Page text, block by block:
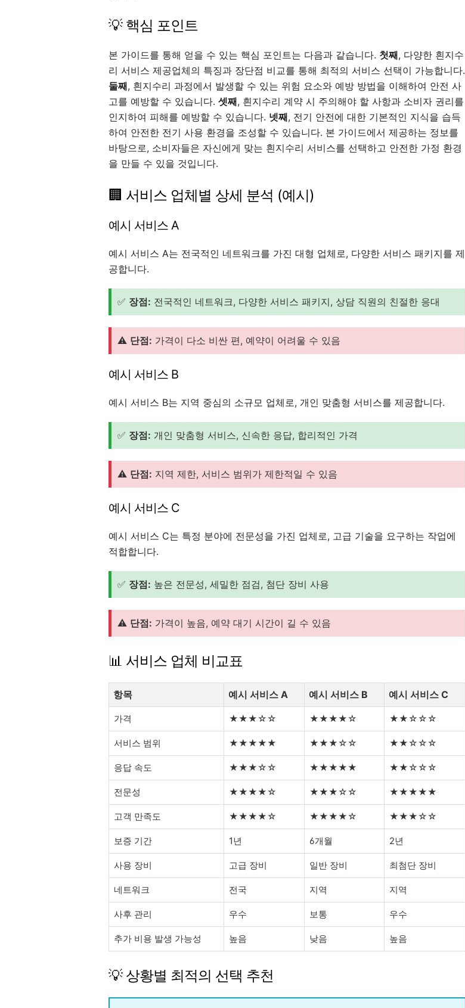
💡 핵심 포인트
본 가이드를 통해 얻을 수 있는 핵심 포인트는 다음과 같습니다. 첫째, 다양한 흰지수
리 서비스 제공업체의 특징과 장단점 비교를 통해 최적의 서비스 선택이 가능합니다.
둘째, 흰지수리 과정에서 발생할 수 있는 위험 요소와 예방 방법을 이해하여 안전 사
고를 예방할 수 있습니다. 셋째, 흰지수리 계약 시 주의해야 할 사항과 소비자 권리를
인지하여 피해를 예방할 수 있습니다. 넷째, 전기 안전에 대한 기본적인 지식을 습득
하여 안전한 전기 사용 환경을 조성할 수 있습니다. 본 가이드에서 제공하는 정보를
바탕으로, 소비자들은 자신에게 맞는 흰지수리 서비스를 선택하고 안전한 가정 환경
을 만들 수 있을 것입니다.
🏢 서비스 업체별 상세 분석 (예시)
예시 서비스 A
예시 서비스 A는 전국적인 네트워크를 가진 대형 업체로, 다양한 서비스 패키지를 제
공합니다.
✅ 장점: 전국적인 네트워크, 다양한 서비스 패키지, 상담 직원의 친절한 응대
⚠️ 단점: 가격이 다소 비싼 편, 예약이 어려울 수 있음
예시 서비스 B
예시 서비스 B는 지역 중심의 소규모 업체로, 개인 맞춤형 서비스를 제공합니다.
✅ 장점: 개인 맞춤형 서비스, 신속한 응답, 합리적인 가격
⚠️ 단점: 지역 제한, 서비스 범위가 제한적일 수 있음
예시 서비스 C
예시 서비스 C는 특정 분야에 전문성을 가진 업체로, 고급 기술을 요구하는 작업에
적합합니다.
✅ 장점: 높은 전문성, 세밀한 점검, 첨단 장비 사용
⚠️ 단점: 가격이 높음, 예약 대기 시간이 길 수 있음
📊 서비스 업체 비교표
항목 예시 서비스 A 예시 서비스 B 예시 서비스 C
가격 ★★★☆☆ ★★★★☆ ★★☆☆☆
서비스 범위 ★★★★★ ★★★☆☆ ★★☆☆☆
응답 속도 ★★★☆☆ ★★★★★ ★★☆☆☆
전문성 ★★★★☆ ★★★☆☆ ★★★★★
고객 만족도 ★★★★☆ ★★★★☆ ★★★☆☆
보증 기간 1년 6개월 2년
사용 장비 고급 장비 일반 장비 최첨단 장비
네트워크 전국 지역 지역
사후 관리 우수 보통 우수
추가 비용 발생 가능성 높음 낮음 높음
💡 상황별 최적의 선택 추천